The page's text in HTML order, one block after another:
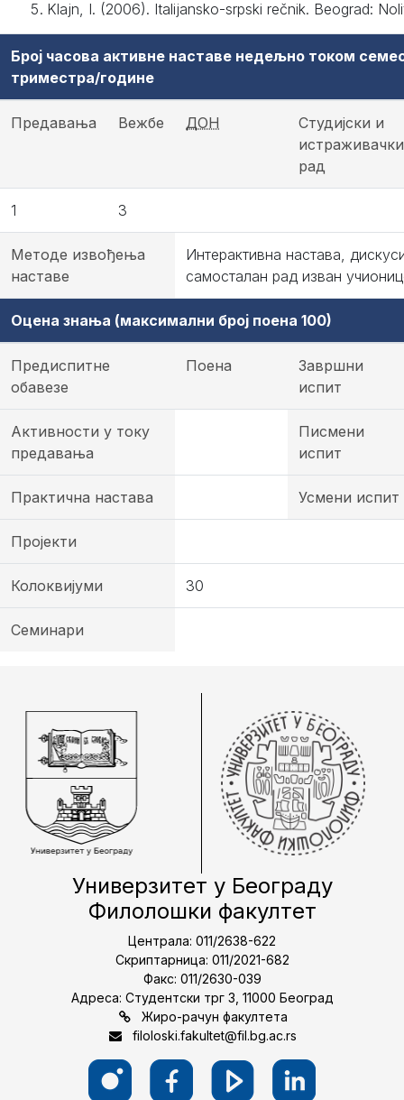
Klajn, I. (2006). Italijansko-srpski rečnik. Beograd:
Број часова активне наставе недељно током
триместра/године
Предавања Вежбе ДОН
Студијски и
истраживачки
рад
1 3
Методе извођења
наставе
Интерактивна настава,
самосталан рад изван
Оцена знања (максимални број поена 100)
Предиспитне
обавезе
Поена
Завршни
испит
Активности у току
предавања
Писмени
испит
Практична настава Усмени испит
Пројекти
Колоквијуми 30
Семинари
Универзитет у Београду
Филолошки факултет
Централа: 011/2638-622
Скриптарница: 011/2021-682
Факс: 011/2630-039
Адреса: Студентски трг 3, 11000 Београд
Жиро-рачун факултета
filoloski.fakultet@fil.bg.ac.rs